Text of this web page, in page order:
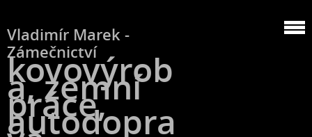
Vladimír Marek -
Zámečnictví
kovovýrob
a, zemní
práce,
autodopra